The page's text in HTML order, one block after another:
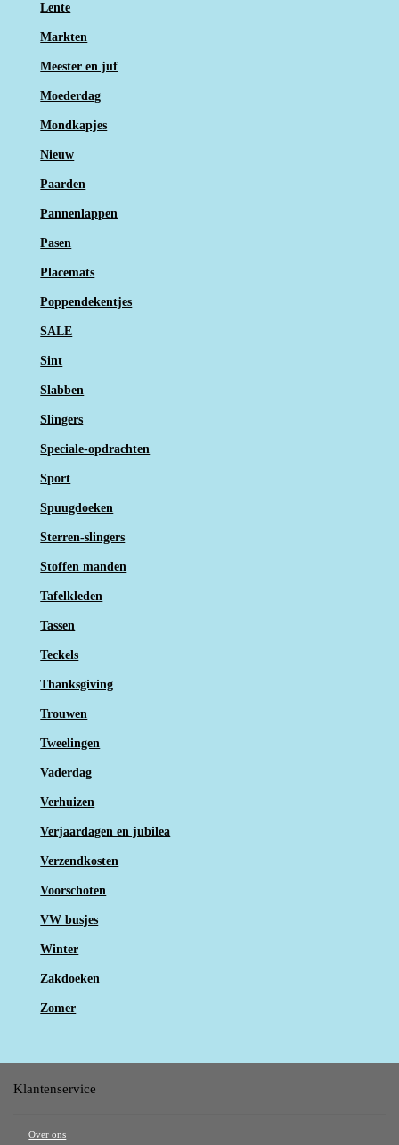
Lente
Markten
Meester en juf
Moederdag
Mondkapjes
Nieuw
Paarden
Pannenlappen
Pasen
Placemats
Poppendekentjes
SALE
Sint
Slabben
Slingers
Speciale-opdrachten
Sport
Spuugdoeken
Sterren-slingers
Stoffen manden
Tafelkleden
Tassen
Teckels
Thanksgiving
Trouwen
Tweelingen
Vaderdag
Verhuizen
Verjaardagen en jubilea
Verzendkosten
Voorschoten
VW busjes
Winter
Zakdoeken
Zomer
Klantenservice
Over ons